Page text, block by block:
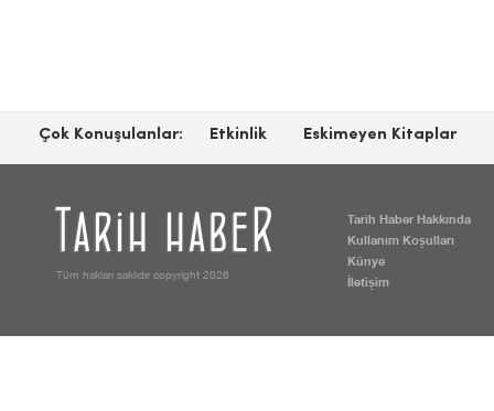
Çok Konuşulanlar: Etkinlik Eskimeyen Kitaplar
Tarih Haber Hakkında
Kullanım Koşulları
Künye
İletişim
Tüm hakları saklıdır copyright 2026